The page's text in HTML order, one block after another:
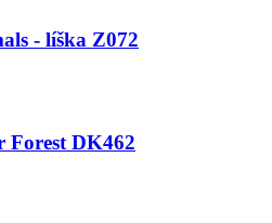
- líška Z072
Forest DK462